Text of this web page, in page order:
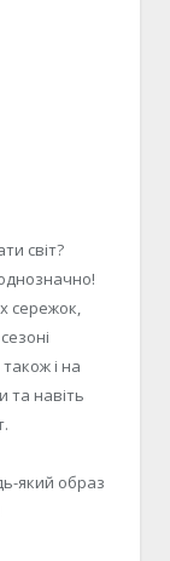
світ?
сережок,
і на
та навіть
який образ